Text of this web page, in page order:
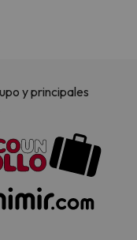
y principales